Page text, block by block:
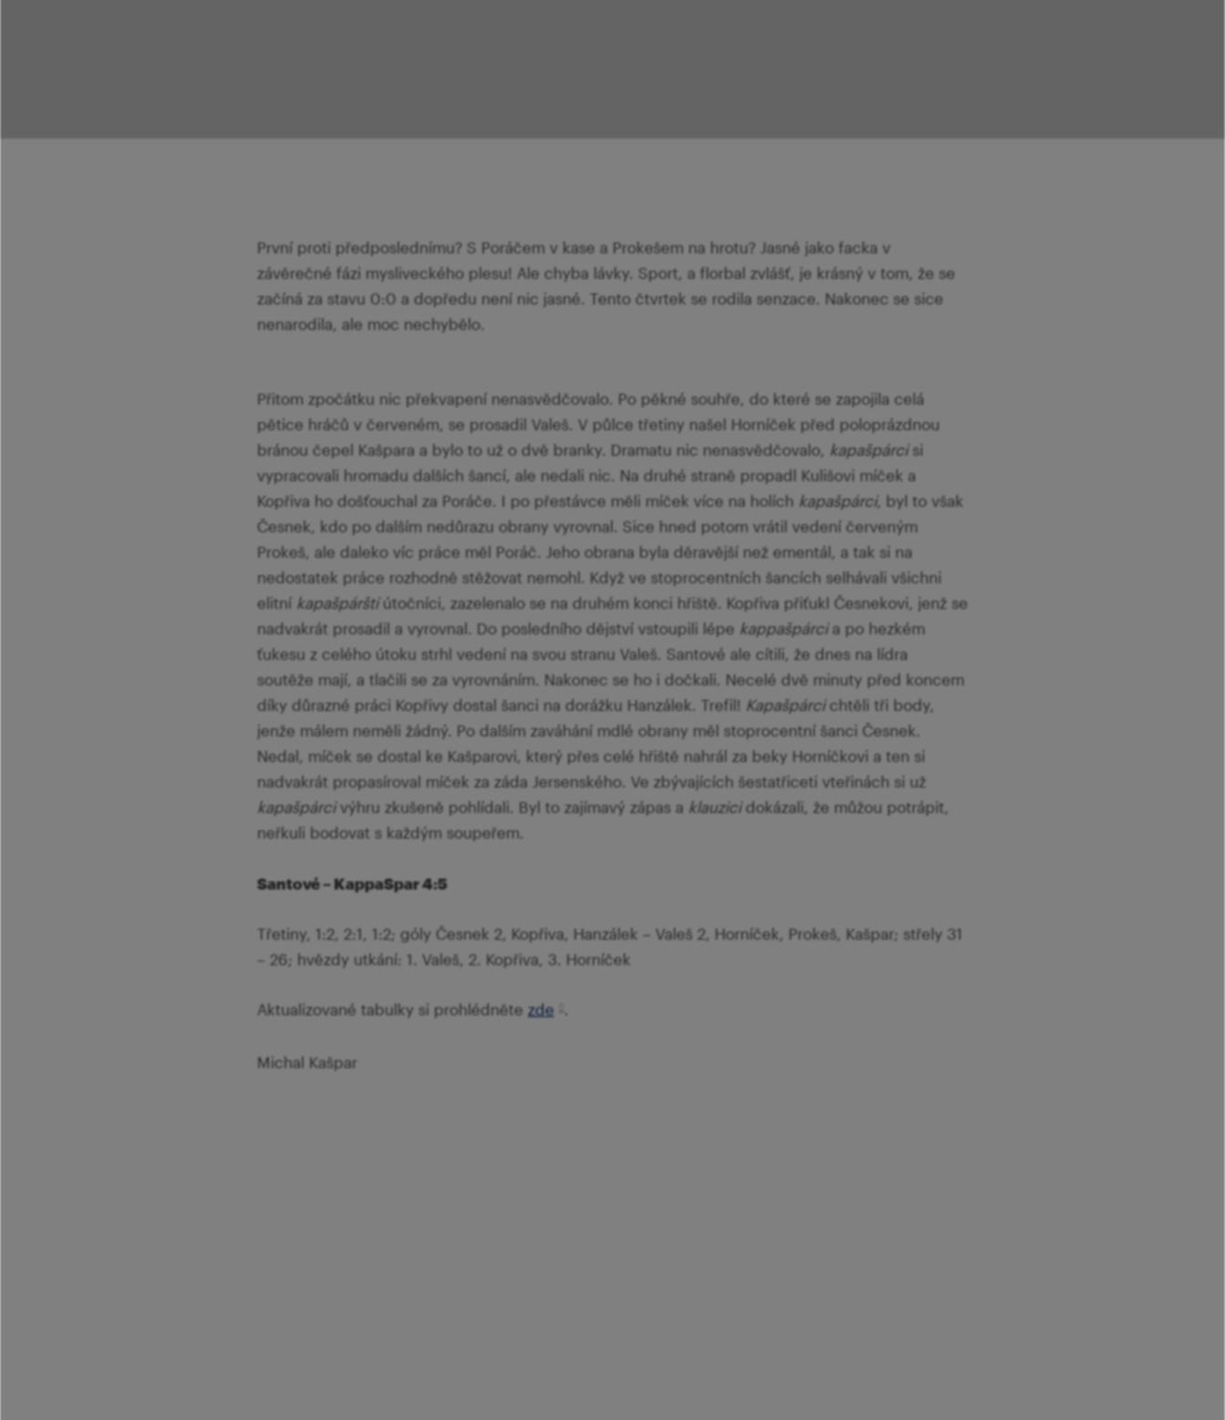
První proti předposlednímu? S Poráčem v kase a Prokešem na hrotu? Jasné jako facka v
závěrečné fázi mysliveckého plesu! Ale chyba lávky. Sport, a florbal zvlášť, je krásný v tom, že se
začíná za stavu 0:0 a dopředu není nic jasné. Tento čtvrtek se rodila senzace. Nakonec se sice
nenarodila, ale moc nechybělo.
Přitom zpočátku nic překvapení nenasvědčovalo. Po pěkné souhře, do které se zapojila celá
pětice hráčů v červeném, se prosadil Valeš. V půlce třetiny našel Horníček před poloprázdnou
bránou čepel Kašpara a bylo to už o dvě branky. Dramatu nic nenasvědčovalo, kapašpárcisi
vypracovali hromadu dalších šancí, ale nedali nic. Na druhé straně propadl Kulišovi míček a
Kopřiva ho došťouchal za Poráče. I po přestávce měli míček více na holích kapašpárci, byl to však
Česnek, kdo po dalším nedůrazu obrany vyrovnal. Sice hned potom vrátil vedení červeným
Prokeš, ale daleko víc práce měl Poráč. Jeho obrana byla děravější než ementál, a tak si na
nedostatek práce rozhodně stěžovat nemohl. Když ve stoprocentních šancích selhávali všichni
elitní kapašpárštíútočníci, zazelenalo se na druhém konci hřiště. Kopřiva přiťukl Česnekovi, jenž se
nadvakrát prosadil a vyrovnal. Do posledního dějství vstoupili lépe kappašpárcia po hezkém
ťukesu z celého útoku strhl vedení na svou stranu Valeš. Santové ale cítili, že dnes na lídra
soutěže mají, a tlačili se za vyrovnáním. Nakonec se ho i dočkali. Necelé dvě minuty před koncem
díky důrazné práci Kopřivy dostal šanci na dorážku Hanzálek. Trefil! Kapašpárcichtěli tři body,
jenže málem neměli žádný. Po dalším zaváhání mdlé obrany měl stoprocentní šanci Česnek.
Nedal, míček se dostal ke Kašparovi, který přes celé hřiště nahrál za beky Horníčkovi a ten si
nadvakrát propasíroval míček za záda Jersenského. Ve zbývajících šestatřiceti vteřinách si už
kapašpárcivýhru zkušeně pohlídali. Byl to zajímavý zápas a klauzicidokázali, že můžou potrápit,
neřkuli bodovat s každým soupeřem.
Santové – KappaSpar 4:5
Třetiny, 1:2, 2:1, 1:2; góly Česnek 2, Kopřiva, Hanzálek – Valeš 2, Horníček, Prokeš, Kašpar; střely 31
– 26; hvězdy utkání: 1. Valeš, 2. Kopřiva, 3. Horníček
Aktualizované tabulky si prohlédněte zde
Michal Kašpar